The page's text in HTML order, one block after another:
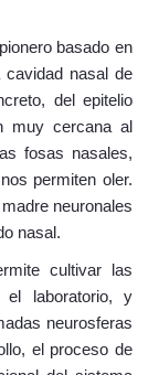
basado en
cavidad nasal de
del epitelio
muy cercana al
fosas nasales,
permiten oler.
neuronales
nasal.
cultivar las
el laboratorio, y
neurosferas
el proceso de